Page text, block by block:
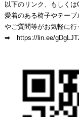
以下のリンク、もしく
愛着のある椅子やテー
やご質問等がお気軽に行
➡ https://lin.ee/